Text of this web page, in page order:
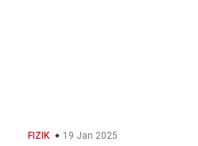
FIZIK 19 Jan 2025